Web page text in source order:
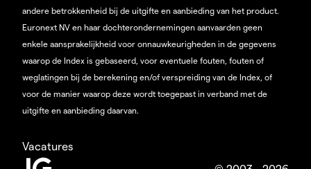
andere betrokkenheid bij de uitgifte en aanbieding van het product.
Euronext NV en haar dochterondernemingen aanvaarden geen
enkele aansprakelijkheid voor onnauwkeurigheden in de gegevens
waarop de Index is gebaseerd, voor eventuele fouten, fouten of
weglatingen bij de berekening en/of verspreiding van de Index, of
voor de manier waarop deze wordt toegepast in verband met de
uitgifte en aanbieding daarvan.
Vacatures